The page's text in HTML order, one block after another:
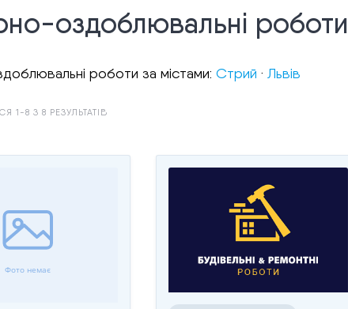
оздоблювальні роботи
роботи за містами:Стрий · Львів
1-8 З 8 РЕЗУЛЬТАТІВ